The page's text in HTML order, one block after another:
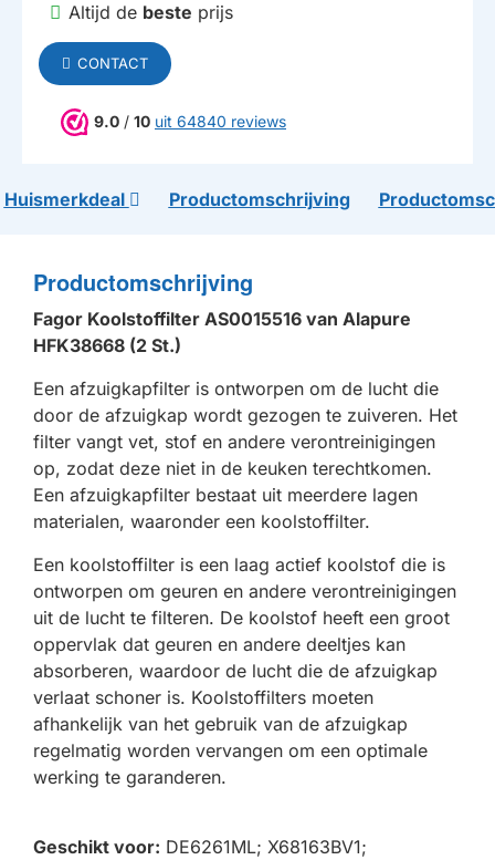
Altijd de beste prijs
CONTACT
9.0 / 10 uit 64840 reviews
Huismerkdeal Productomschrijving
Productomschrijving
Fagor Koolstoffilter AS0015516 van Alapure
HFK38668 (2 St.)
Een afzuigkapfilter is ontworpen om de lucht die
door de afzuigkap wordt gezogen te zuiveren. Het
filter vangt vet, stof en andere verontreinigingen
op, zodat deze niet in de keuken terechtkomen.
Een afzuigkapfilter bestaat uit meerdere lagen
materialen, waaronder een koolstoffilter.
Een koolstoffilter is een laag actief koolstof die is
ontworpen om geuren en andere verontreinigingen
uit de lucht te filteren. De koolstof heeft een groot
oppervlak dat geuren en andere deeltjes kan
absorberen, waardoor de lucht die de afzuigkap
verlaat schoner is. Koolstoffilters moeten
afhankelijk van het gebruik van de afzuigkap
regelmatig worden vervangen om een optimale
werking te garanderen.
Geschikt voor: DE6261ML; X68163BV1;